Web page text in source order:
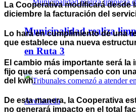
Municipalidad realiza
en Ruta 3
La Cooperativa modificará desde
diciembre la facturación del
Lo hará en cumplimiento de una
que establece una nueva
El cambio más importante será
fijo que será compensado con
del kwh.
De esta manera, la Cooperativa
no generará impacto en el total